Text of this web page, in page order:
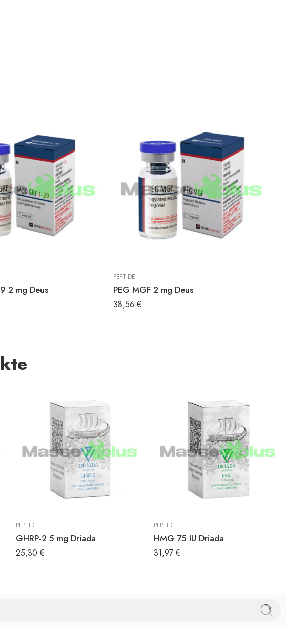
2 mg Deus
PEPTIDE
PEG MGF 2 mg Deus
38,56 €
PEPTIDE
GHRP-2 5 mg Driada
25,30 €
PEPTIDE
HMG 75 IU Driada
31,97 €